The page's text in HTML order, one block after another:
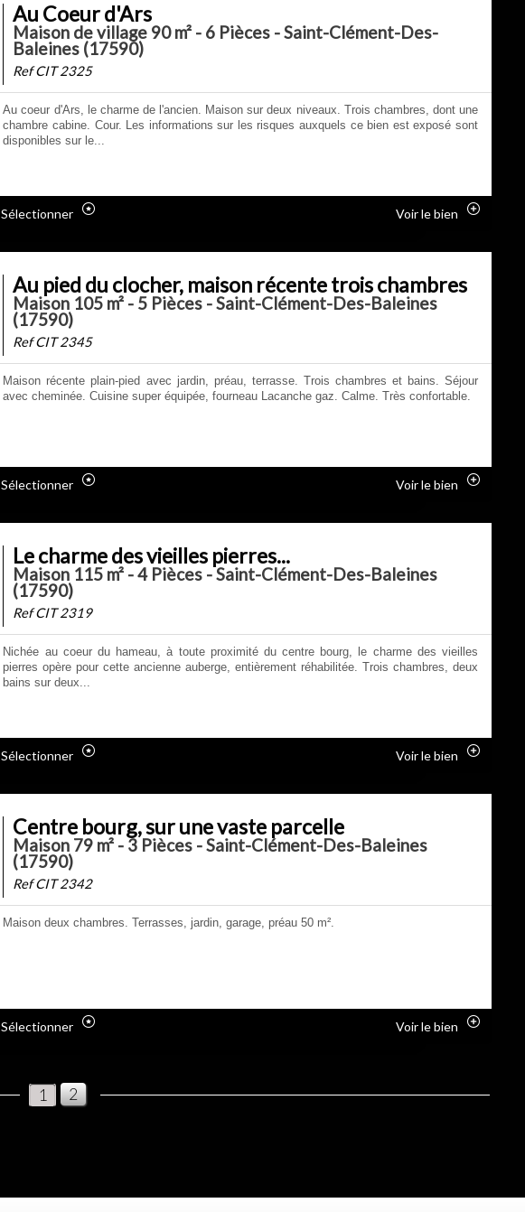
Au Coeur d'Ars
Maison de village 90 m² - 6 Pièces - Saint-Clément-Des-
Baleines (17590)
Ref CIT 2325
Au coeur d'Ars, le charme de l'ancien. Maison sur deux niveaux. Trois chambres, dont une
chambre cabine. Cour. Les informations sur les risques auxquels ce bien est exposé sont
disponibles sur le...
Sélectionner Voir le bien
Au pied du clocher, maison récente trois chambres
Maison 105 m² - 5 Pièces - Saint-Clément-Des-Baleines
(17590)
Ref CIT 2345
Maison récente plain-pied avec jardin, préau, terrasse. Trois chambres et bains. Séjour
avec cheminée. Cuisine super équipée, fourneau Lacanche gaz. Calme. Très confortable.
Sélectionner Voir le bien
Le charme des vieilles pierres...
Maison 115 m² - 4 Pièces - Saint-Clément-Des-Baleines
(17590)
Ref CIT 2319
Nichée au coeur du hameau, à toute proximité du centre bourg, le charme des vieilles
pierres opère pour cette ancienne auberge, entièrement réhabilitée. Trois chambres, deux
bains sur deux...
Sélectionner Voir le bien
Centre bourg, sur une vaste parcelle
Maison 79 m² - 3 Pièces - Saint-Clément-Des-Baleines
(17590)
Ref CIT 2342
Maison deux chambres. Terrasses, jardin, garage, préau 50 m².
Sélectionner Voir le bien
1 2